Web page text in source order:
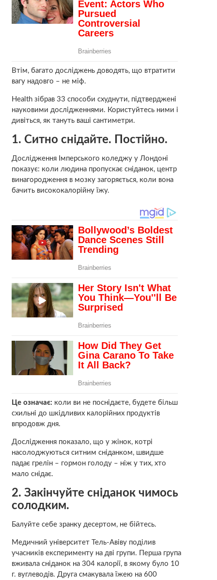
Втім, багато досліджень доводять, що втратити
вагу надовго – не міф.
Health зібрав 33 способи схуднути, підтверджені
науковими дослідженнями. Користуйтесь ними і
дивіться, як тануть ваші сантиметри.
1. Ситно снідайте. Постійно.
Дослідження Імперського коледжу у Лондоні
показує: коли людина пропускає сніданок, центр
винагородження в мозку загоряється, коли вона
бачить висококалорійну їжу.
Це означає: коли ви не поснідаєте, будете більш
схильні до шкідливих калорійних продуктів
впродовж дня.
Дослідження показало, що у жінок, котрі
насолоджуються ситним сніданком, швидше
падає грелін – гормон голоду – ніж у тих, хто
мало снідає.
2. Закінчуйте сніданок чимось
солодким.
Балуйте себе зранку десертом, не бійтесь.
Медичний університет Тель-Авіву поділив
учасників експерименту на дві групи. Перша група
вживала сніданок на 304 калорії, в якому було 10
г. вуглеводів. Друга смакувала їжею на 600